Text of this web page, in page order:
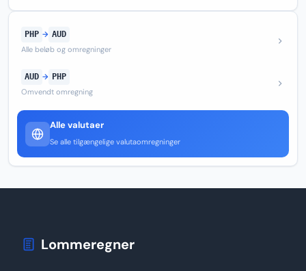
PHP → AUD
Alle beløb og omregninger
AUD → PHP
Omvendt omregning
Alle valutaer
Se alle tilgængelige valutaomregninger
Lommeregner